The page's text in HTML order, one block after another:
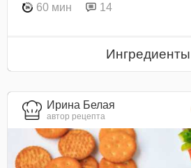
60 мин 14
Ингредиенты
Ирина Белая
автор рецепта